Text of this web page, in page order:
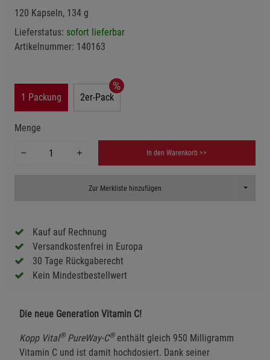
120 Kapseln, 134 g
Lieferstatus: sofort lieferbar
Artikelnummer: 140163
1 Packung 2er-Pack
Menge
In den Warenkorb >>
Zur Merkliste hinzufügen Toggle
Kauf auf Rechnung
Versandkostenfrei in Europa
30 Tage Rückgaberecht
Kein Mindestbestellwert
Die neue Generation Vitamin C!
Kopp Vital®PureWay-C®enthält gleich 950 Milligramm
Vitamin C und ist damit hochdosiert. Dank seiner